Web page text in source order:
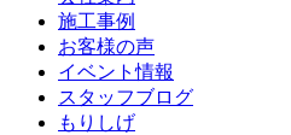
施工事例
お客様の声
イベント情報
スタッフブログ
もりしげ